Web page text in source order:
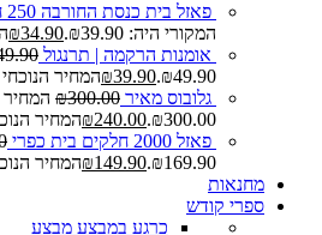
פאזל בית כנסת החורבה 250 חלקים
המקורי היה: ₪39.90.
₪34.90
אומנות הרקמה | תרנגול
₪49.90.
₪39.90
המחיר הנוכחי הוא:
גלובוס מאיר
₪300.00
המחיר
₪300.00.
₪240.00
המחיר הנוכחי
פאזל 2000 חלקים בית כפרי
₪169.90.
₪149.90
המחיר הנוכחי
מחנאות
ספרי קודש
כרגע במבצע מבצע